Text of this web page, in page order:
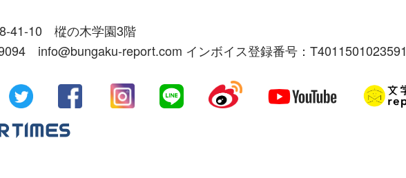
41-10 樅の木学園3階
info@bungaku-report.com インボイス登録番号：T4011501023591